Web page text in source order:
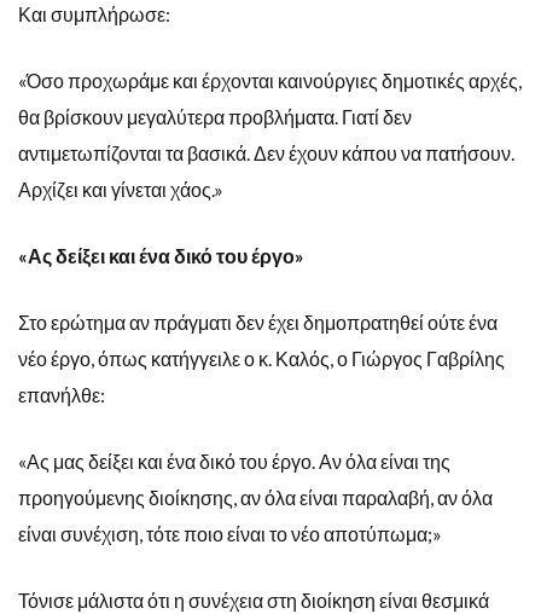
Και συμπλήρωσε:
«Όσο προχωράμε και έρχονται καινούργιες δημοτικές αρχές,
θα βρίσκουν μεγαλύτερα προβλήματα. Γιατί δεν
αντιμετωπίζονται τα βασικά. Δεν έχουν κάπου να πατήσουν.
Αρχίζει και γίνεται χάος.»
«Ας δείξει και ένα δικό του έργο»
Στο ερώτημα αν πράγματι δεν έχει δημοπρατηθεί ούτε ένα
νέο έργο, όπως κατήγγειλε ο κ. Καλός, ο Γιώργος Γαβρίλης
επανήλθε:
«Ας μας δείξει και ένα δικό του έργο. Αν όλα είναι της
προηγούμενης διοίκησης, αν όλα είναι παραλαβή, αν όλα
είναι συνέχιση, τότε ποιο είναι το νέο αποτύπωμα;»
Τόνισε μάλιστα ότι η συνέχεια στη διοίκηση είναι θεσμικά